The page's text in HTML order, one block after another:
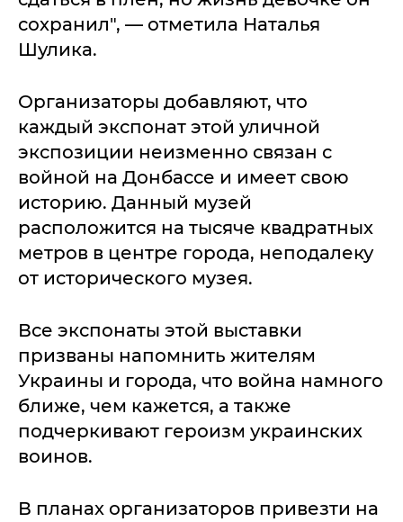
сохранил", — отметила Наталья
Шулика.
Организаторы добавляют, что
каждый экспонат этой уличной
экспозиции неизменно связан с
войной на Донбассе и имеет свою
историю. Данный музей
расположится на тысяче квадратных
метров в центре города, неподалеку
от исторического музея.
Все экспонаты этой выставки
призваны напомнить жителям
Украины и города, что война намного
ближе, чем кажется, а также
подчеркивают героизм украинских
воинов.
В планах организаторов привезти на